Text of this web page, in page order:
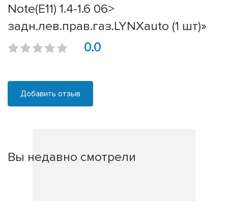
Note(E11) 1.4-1.6 06>
задн.лев.прав.газ.LYNXauto (1 шт)»
0.0
Добавить отзыв
Вы недавно смотрели